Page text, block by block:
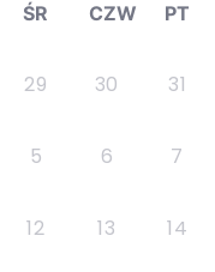
ŚR CZW PT
29 30 31
5 6 7
12 13 14